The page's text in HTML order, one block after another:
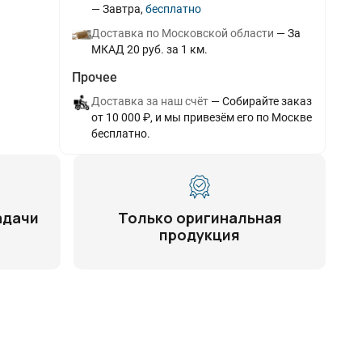
Завтра
Бесплатно
Доставка по Московской области
За
МКАД 20 руб. за 1 км.
Прочее
Доставка за наш счёт
Собирайте заказ
от 10 000 ₽, и мы привезём его по Москве
бесплатно.
Только оригинальная
продукция